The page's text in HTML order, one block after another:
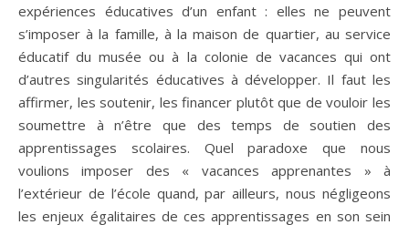
expériences éducatives d’un enfant : elles ne peuvent
s’imposer à la famille, à la maison de quartier, au service
éducatif du musée ou à la colonie de vacances qui ont
d’autres singularités éducatives à développer. Il faut les
affirmer, les soutenir, les financer plutôt que de vouloir les
soumettre à n’être que des temps de soutien des
apprentissages scolaires. Quel paradoxe que nous
voulions imposer des « vacances apprenantes » à
l’extérieur de l’école quand, par ailleurs, nous négligeons
les enjeux égalitaires de ces apprentissages en son sein